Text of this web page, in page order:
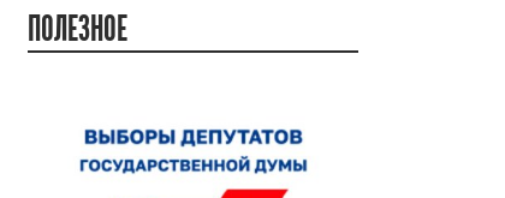
ПОЛЕЗНОЕ